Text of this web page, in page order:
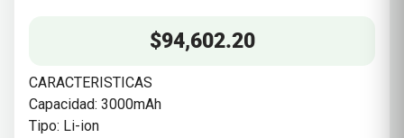
$94,602.20
CARACTERISTICAS
Capacidad: 3000mAh
Tipo: Li-ion